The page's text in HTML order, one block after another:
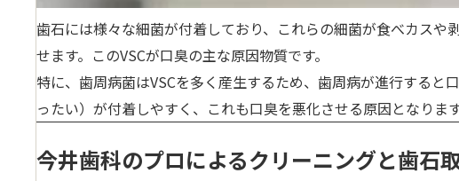
歯石には様々な細菌が付着しており、これらの細菌が食べカス
せます。このVSCが口臭の主な原因物質です。
特に、歯周病菌はVSCを多く産生するため、歯周病が進行すると
ったい）が付着しやすく 、これも口臭を悪化させる原因となります
今井歯科のプロによるクリーニングと歯石